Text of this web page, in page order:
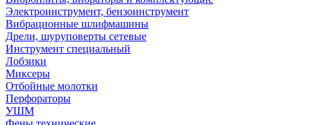
Электроинструмент, бензоинструмент
Вибрационные шлифмашины
Дрели, шуруповерты сетевые
Инструмент специальный
Лобзики
Миксеры
Отбойные молотки
Перфораторы
УШМ